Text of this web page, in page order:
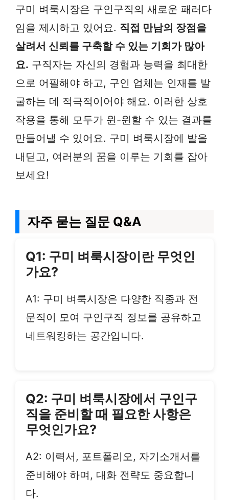
구미 벼룩시장은 구인구직의 새로운 패러다
임을 제시하고 있어요. 직접 만남의 장점을
살려서 신뢰를 구축할 수 있는 기회가 많아
요. 구직자는 자신의 경험과 능력을 최대한
으로 어필해야 하고, 구인 업체는 인재를 발
굴하는 데 적극적이어야 해요. 이러한 상호
작용을 통해 모두가 윈-윈할 수 있는 결과를
만들어낼 수 있어요. 구미 벼룩시장에 발을
내딛고, 여러분의 꿈을 이루는 기회를 잡아
보세요!
자주 묻는 질문 Q&A
Q1: 구미 벼룩시장이란 무엇인
가요?
A1: 구미 벼룩시장은 다양한 직종과 전
문직이 모여 구인구직 정보를 공유하고
네트워킹하는 공간입니다.
Q2: 구미 벼룩시장에서 구인구
직을 준비할 때 필요한 사항은
무엇인가요?
A2: 이력서, 포트폴리오, 자기소개서를
준비해야 하며, 대화 전략도 중요합니
다.